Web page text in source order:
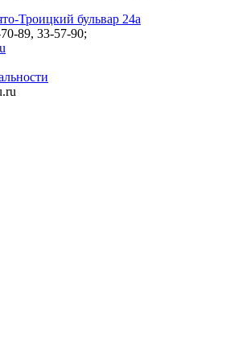
Троицкий бульвар 24а
89, 33-57-90;